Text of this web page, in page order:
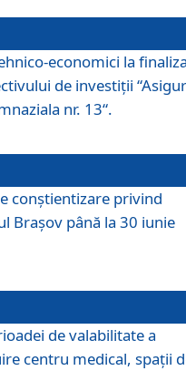
economici la
de investiții
nr. 13“.
conștientizare privind
Braşov până la 30 iunie
de valabilitate a
centru medical, spații